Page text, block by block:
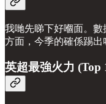
我哋先睇下好嗰面。
方面，今季的確係踢出
英超最強火力 (Top